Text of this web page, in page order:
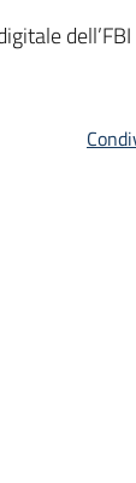
dell’FBI